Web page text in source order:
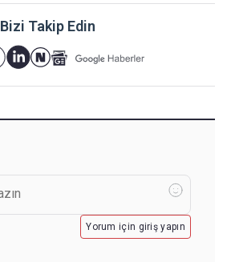
Bizi Takip Edin
Yorum için giriş yapın